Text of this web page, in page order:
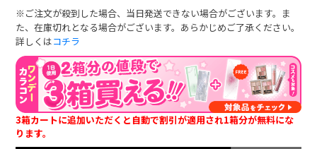
※ご注文が殺到した場合、当日発送できない場合がございます。ま
た、在庫切れとなる場合がございます。あらかじめご了承ください。
詳しくはコチラ
3箱カートに追加いただくと自動で割引が適用され1箱分が無料にな
ります。